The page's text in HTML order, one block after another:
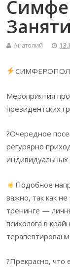
Анатолий
Мероприятия
президентских
?Очередное
регурярно
индивидуальных
Подобное
важно, так как
тренинге —
психолога в
?Прекрасно, что